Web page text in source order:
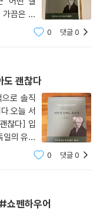
끔은 책
되기도 한
0 댓글0
도 괜찮다
로 솔직
.오늘 서
찮다] 입
일의 유명
깊이 있게
0 댓글0
쇼펜하우어